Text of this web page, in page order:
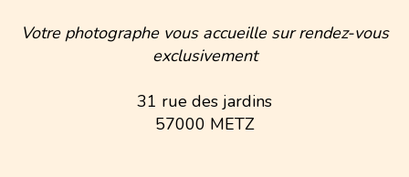
Votre photographe vous accueille sur rendez-vous
exclusivement
31 rue des jardins
57000 METZ